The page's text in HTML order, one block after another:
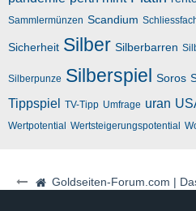
Goldseiten-Forum.com | Das
Sammlermünzen Scandium
Sicherheit Silber Silberbarren
Silberpunze Silberspiel Soros
Tippspiel TV-Tipp Umfrage uran
Wertpotential Wertsteigerungspotential